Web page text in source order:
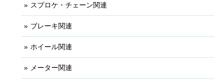
スプロケ・チェーン関連
ブレーキ関連
ホイール関連
メーター関連